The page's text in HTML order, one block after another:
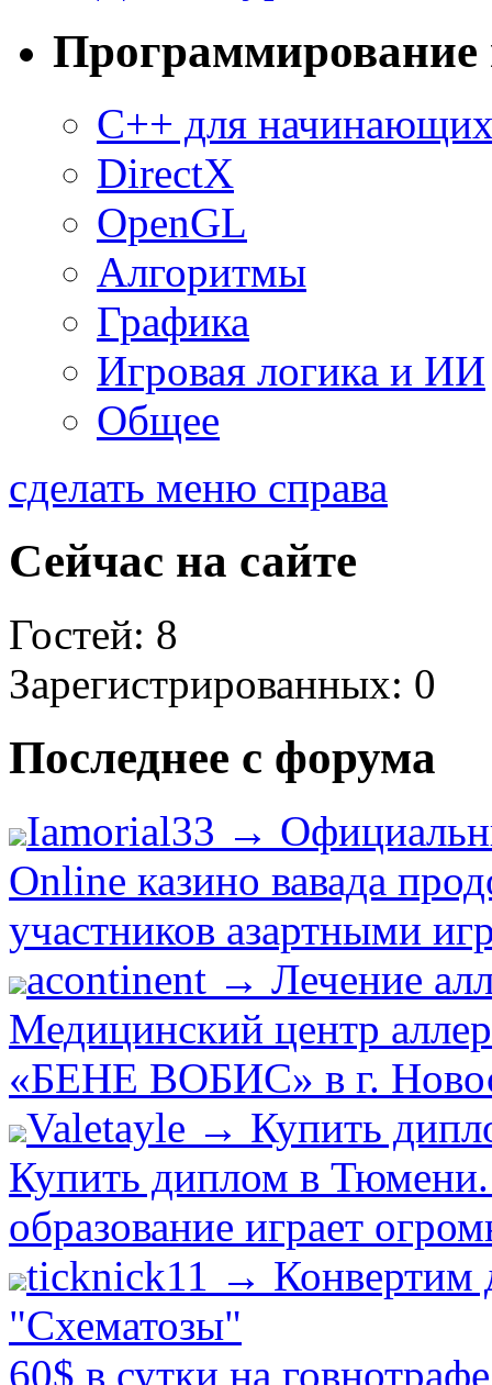
Программирование
C++ для
DirectX
OpenGL
Алгоритмы
Графика
Игровая логика и ИИ
Общее
сделать меню справа
Сейчас на сайте
Гостей: 8
Зарегистрированных: 0
Последнее с форума
Iamorial33 →
Online казино вавада
участников азартными
acontinent → Лечение
Медицинский центр
«БЕНЕ ВОБИС» в г.
Valetayle → Купить
Купить диплом в
образование играет
ticknick11 → Конвертим
"Схематозы"
60$ в сутки на